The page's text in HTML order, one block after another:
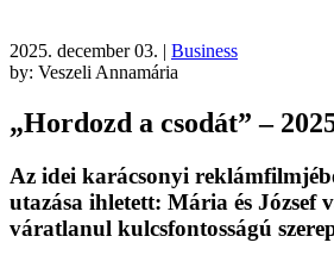
2025. december 03. | Business
by: Veszeli Annamária
„Hordozd a csodát” –
Az idei karácsonyi
utazása ihletett: Mária és József
váratlanul kulcsfontosságú